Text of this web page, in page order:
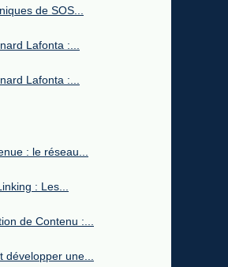
de SOS...
Lafonta :...
Lafonta :...
: le réseau...
: Les...
de Contenu :...
développer une...